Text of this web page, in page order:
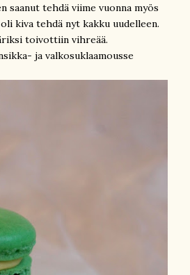
saanut tehdä viime vuonna myös
kiva tehdä nyt kakku uudelleen.
toivottiin vihreää.
ja valkosuklaamousse